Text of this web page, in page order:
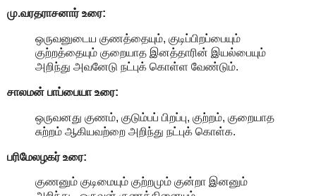
மு.வரதராசனார்உரை:
ஒருவனுடைய குணத்தையும், குடிப்பிறப்பையும்
குற்றத்தையும் குறையாத இனத்தாரின் இயல்பையும்
அறிந்து அவனேடு நட்புக் கொள்ள வேண்டும்.
சாலமன் பாப்பையா உரை:
ஒருவனது குணம், குடும்பப் பிறப்பு, குற்றம், குறையாத
சுற்றம் ஆகியவற்றை அறிந்து நட்புக் கொள்க.
பரிமேலழகர் உரை:
குணனும் குடிமையும் குற்றமும் குன்றா இனனும்